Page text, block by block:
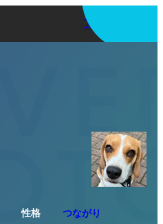
アプリを使う
性格 つながり